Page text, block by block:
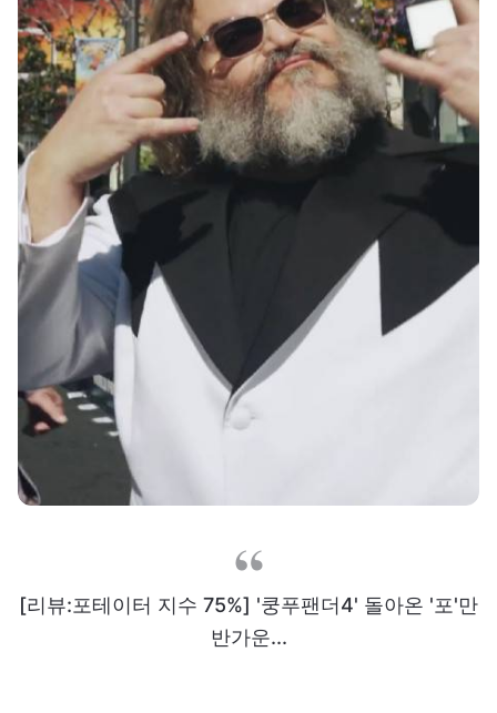
[리뷰:포테이터 지수 75%] '쿵푸팬더4' 돌아온 '포'만
반가운...